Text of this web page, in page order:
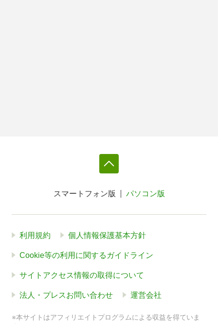
スマートフォン版 パソコン版
利用規約 個人情報保護基本方針
Cookie等の利用に関するガイドライン
サイトアクセス情報の取得について
法人・プレスお問い合わせ 運営会社
※本サイトはアフィリエイトプログラムによる収益を得ていま